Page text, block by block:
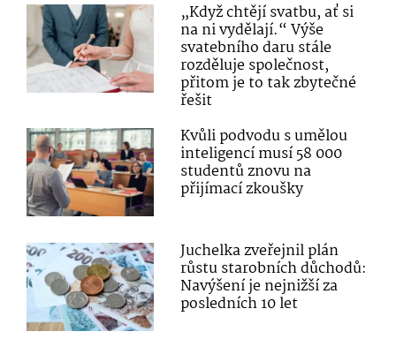
„Když chtějí svatbu, ať si
na ni vydělají.“ Výše
svatebního daru stále
rozděluje společnost,
přitom je to tak zbytečné
řešit
Kvůli podvodu s umělou
inteligencí musí 58 000
studentů znovu na
přijímací zkoušky
Juchelka zveřejnil plán
růstu starobních důchodů:
Navýšení je nejnižší za
posledních 10 let